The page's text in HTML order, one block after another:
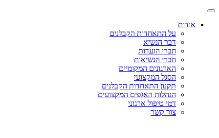
אודות
על התאחדות הקבלנים
דבר הנשיא
חברי הועדות
חברי הנשיאות
הארגונים המקומיים
הסגל המקצועי
תקנון התאחדות הקבלנים
הנהלות האגפים המקצועים
דמי טיפול ארגוני
צור קשר